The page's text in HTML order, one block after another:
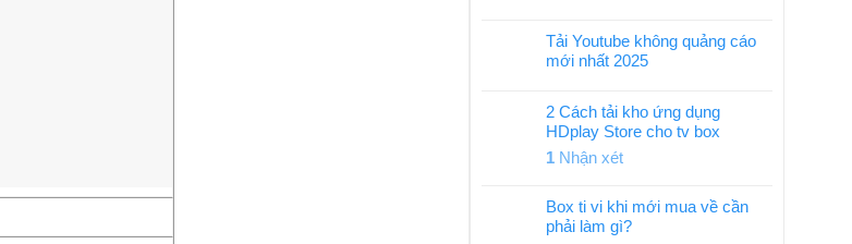
Tải Youtube không quảng cáo
mới nhất 2025
2 Cách tải kho ứng dụng
HDplay Store cho tv box
1 Nhận xét
Box ti vi khi mới mua về cần
phải làm gì?